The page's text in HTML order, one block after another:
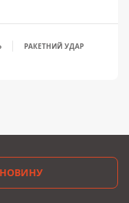
РАКЕТНИЙ УДАР